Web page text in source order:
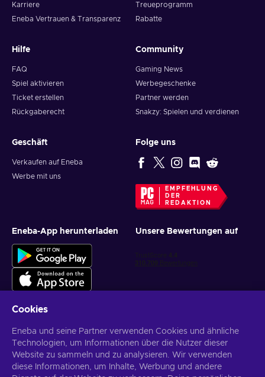
Karriere
Eneba Vertrauen & Transparenz
Treueprogramm
Rabatte
Hilfe
FAQ
Spiel aktivieren
Ticket erstellen
Rückgaberecht
Community
Gaming News
Werbegeschenke
Partner werden
Snakzy: Spielen und verdienen
Geschäft
Verkaufen auf Eneba
Werbe mit uns
Folge uns
EMPFEHLUNG
DER
REDAKTION
Eneba-App herunterladen Unsere Bewertungen auf
Abonnieren
Cookies
Eneba und seine Partner verwenden Cookies und ähnliche
Technologien, um Informationen über die Nutzer dieser
Website zu sammeln und zu analysieren. Wir verwenden
diese Informationen, um Inhalte, Werbung und andere